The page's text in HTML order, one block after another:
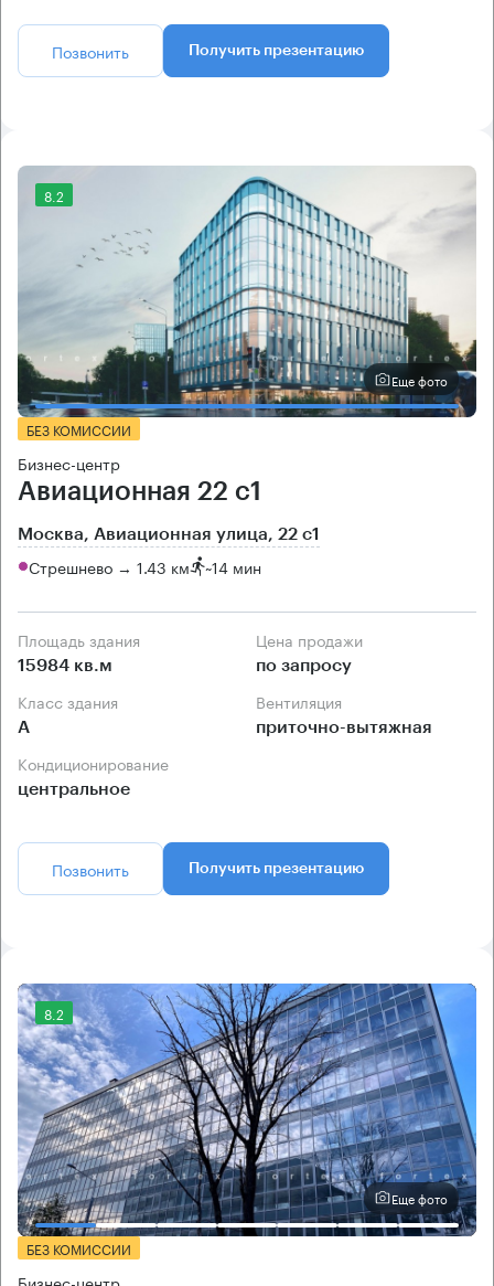
Позвонить Получить презентацию
8.2
Еще фото
БЕЗ КОМИССИИ
Бизнес-центр
Авиационная 22 с1
Москва, Авиационная улица, 22 с1
Стрешнево → 1.43 км ~14 мин
Площадь здания
15984 кв.м
Цена продажи
по запросу
Класс здания
А
Вентиляция
приточно-вытяжная
Кондиционирование
центральное
Позвонить Получить презентацию
8.2
Еще фото
БЕЗ КОМИССИИ